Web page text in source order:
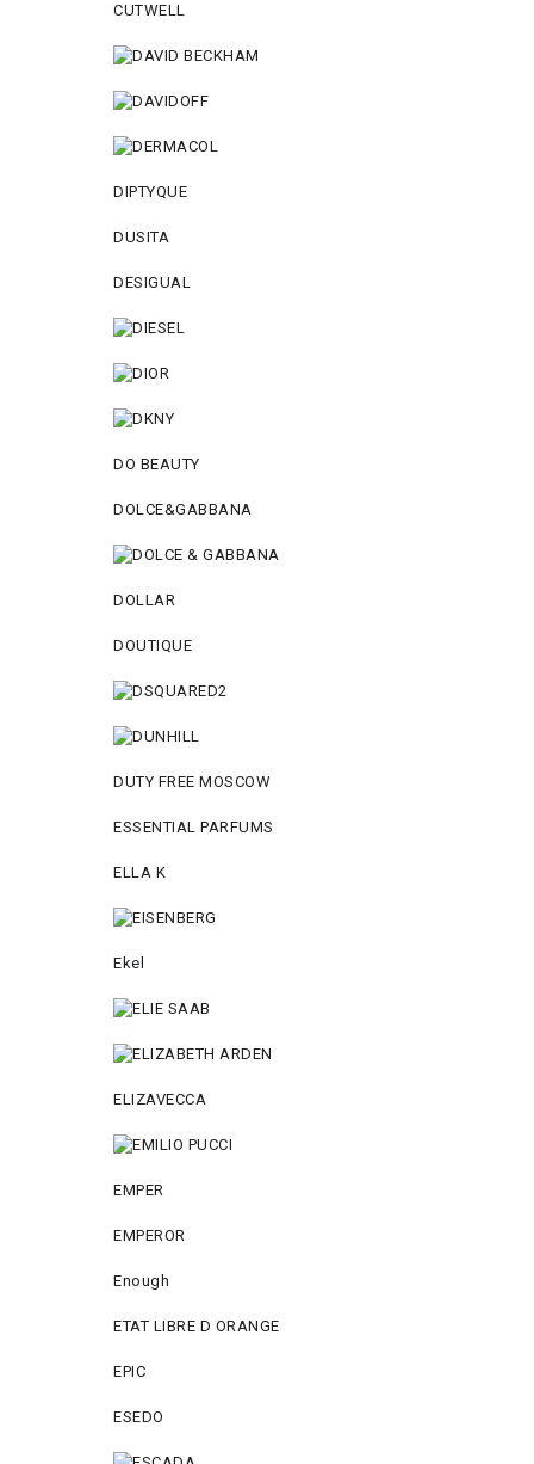
CUTWELL
DIPTYQUE
DUSITA
DESIGUAL
DO BEAUTY
DOLCE&GABBANA
DOLLAR
DOUTIQUE
DUTY FREE MOSCOW
ESSENTIAL PARFUMS
ELLA K
Ekel
ELIZAVECCA
EMPER
EMPEROR
Enough
ETAT LIBRE D ORANGE
EPIC
ESEDO